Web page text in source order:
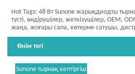
Hot Tags: 48 Вт Sunone жарықдиодты
түсті, өндірушілер, жеткізушілер, OEM,
жаңа, жоғары сапа, көтерме сатушы,
Өнім тегі
Sunone тырнақ кептіргіш